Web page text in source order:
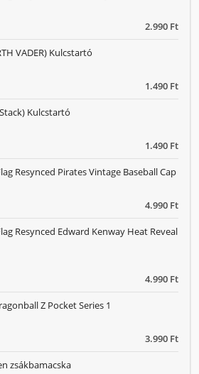
2.990 Ft
1.490 Ft
VADER) Kulcstartó
1.490 Ft
Kulcstartó
4.990 Ft
Resynced Pirates Vintage Baseball Cap
4.990 Ft
Resynced Edward Kenway Heat Reveal
3.990 Ft
Z Pocket Series 1
zsákbamacska